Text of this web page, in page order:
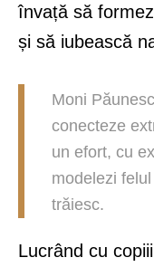
învață să
și să iubească
Moni
conecteze
un efort, cu
modelezi
trăiesc.
Lucrând cu